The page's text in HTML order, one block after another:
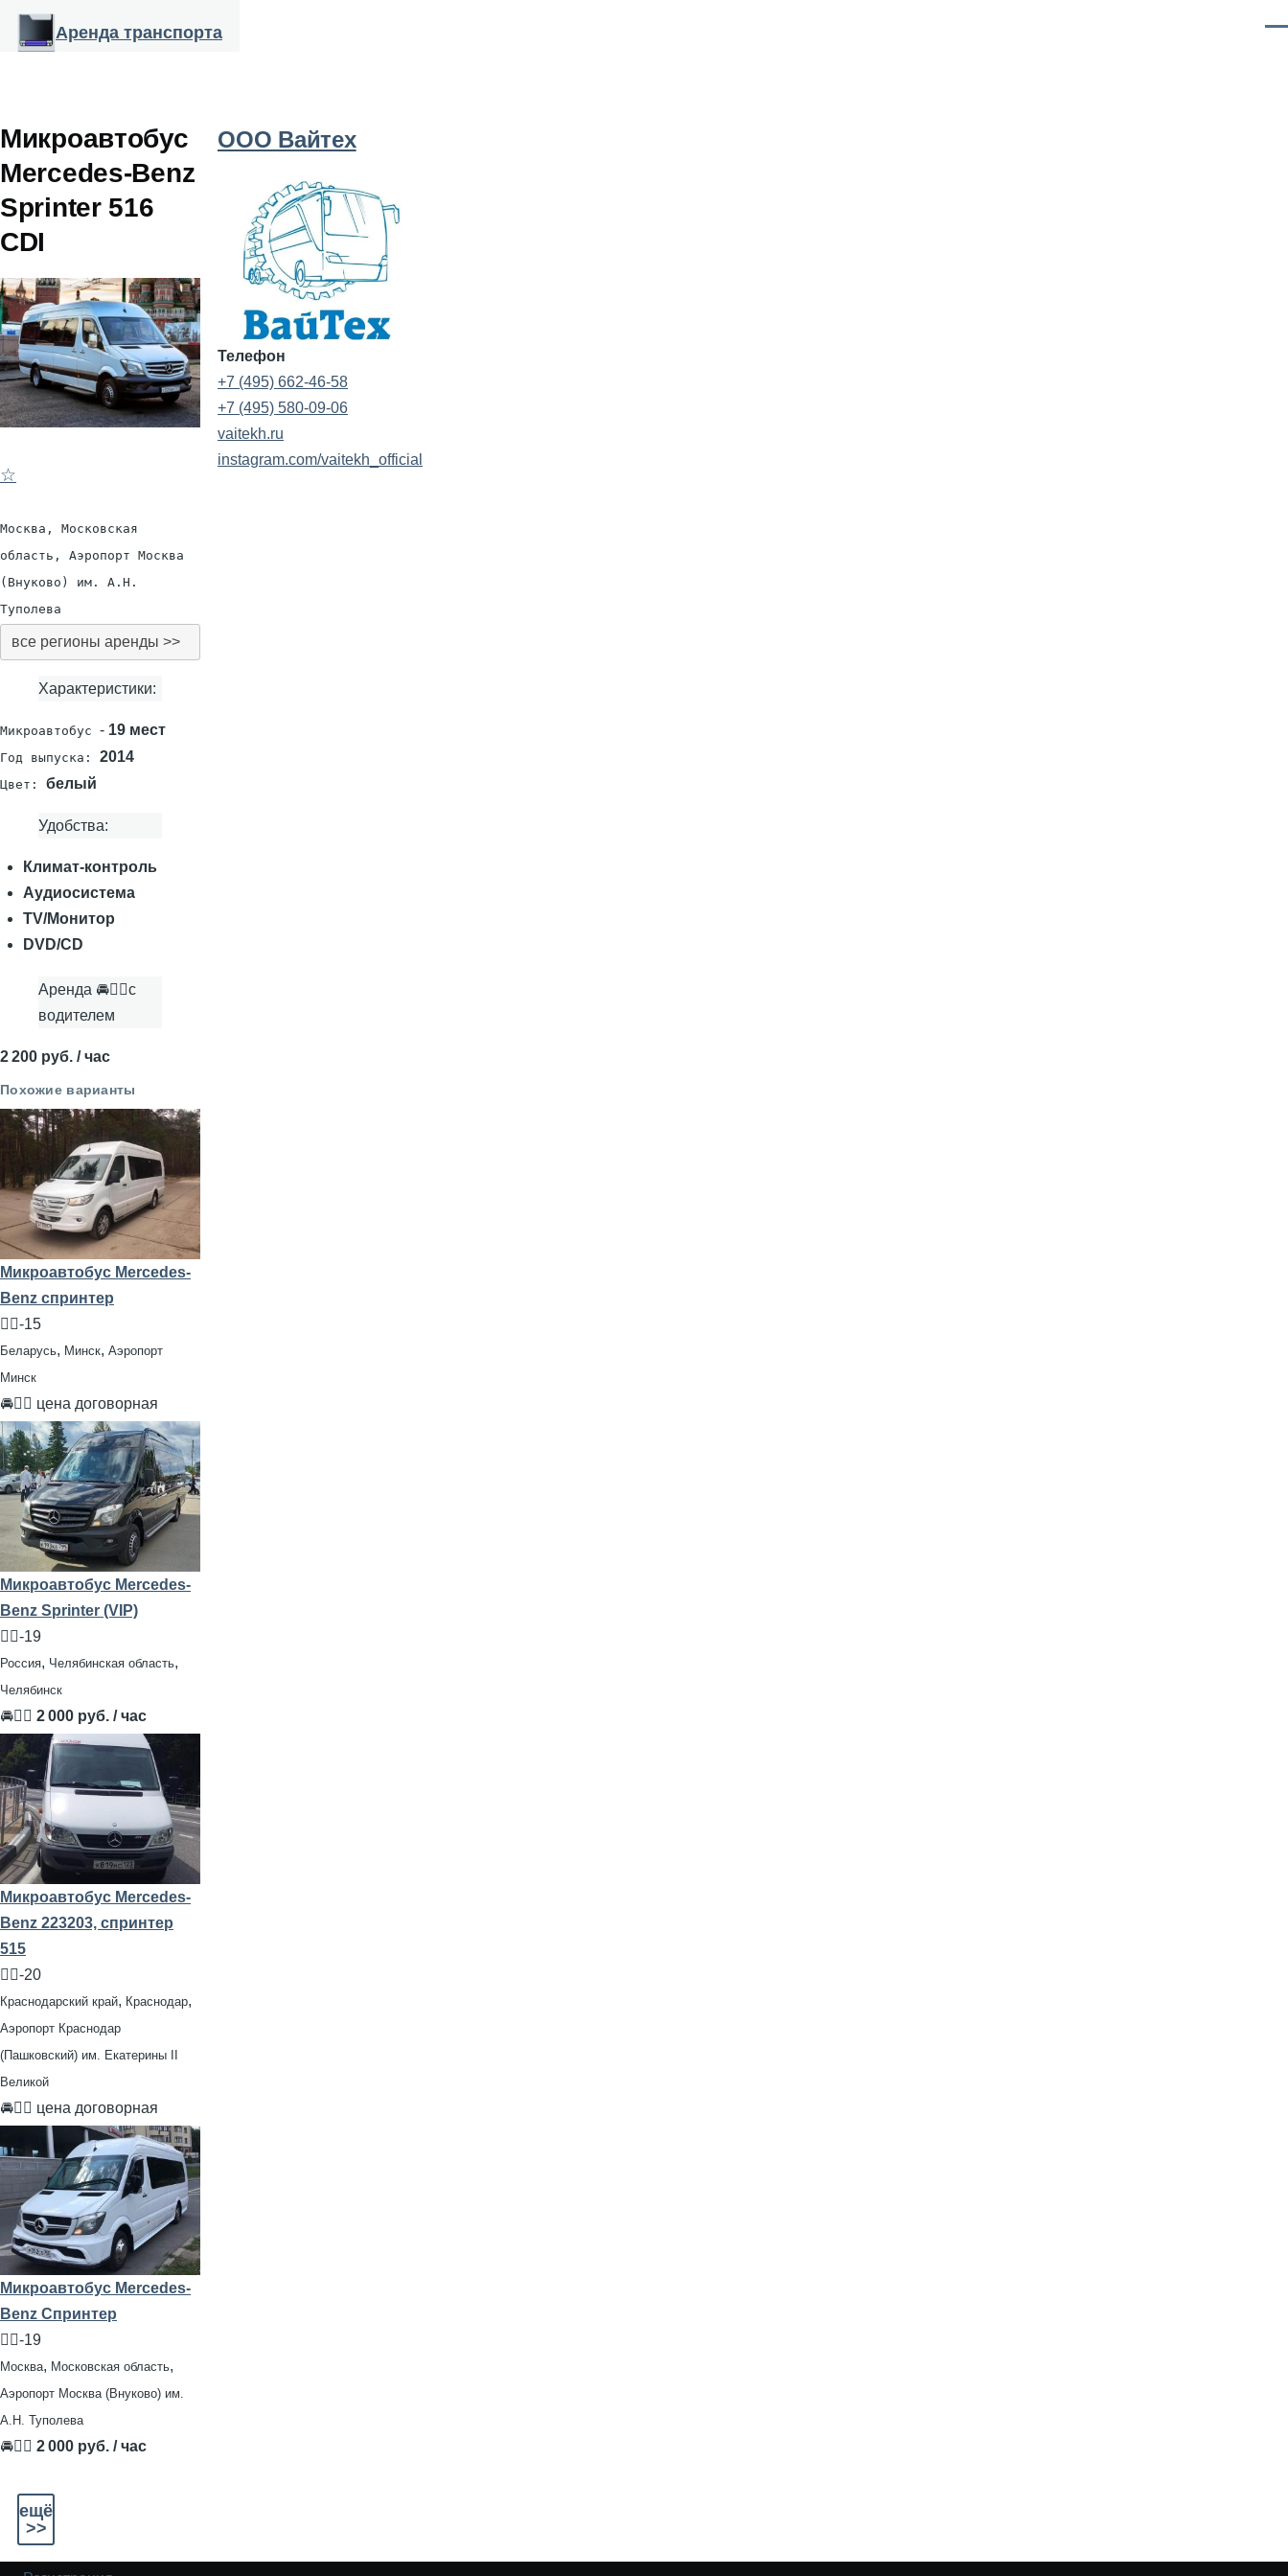
Перейти к основному содержанию
Аренда транспорта
Микроавтобус
Mercedes-Benz
Sprinter 516
CDI
☆
Москва, Московская
область, Аэропорт Москва
(Внуково) им. А.Н.
Туполева
все регионы аренды >>
Характеристики:
Микроавтобус - 19 мест
Год выпуска: 2014
Цвет: белый
Удобства:
Климат-контроль
Аудиосистема
TV/Монитор
DVD/CD
Аренда 🚘👨‍✈с
водителем
2 200 руб. / час
Похожие варианты
Микроавтобус Mercedes-
Benz спринтер
🧍‍♂️-15
Беларусь, Минск, Аэропорт
Минск
🚘👨‍✈ цена договорная
Микроавтобус Mercedes-
Benz Sprinter (VIP)
🧍‍♂️-19
Россия, Челябинская область,
Челябинск
🚘👨‍✈ 2 000 руб. / час
Микроавтобус Mercedes-
Benz 223203, спринтер
515
🧍‍♂️-20
Краснодарский край, Краснодар,
Аэропорт Краснодар
(Пашковский) им. Екатерины II
Великой
🚘👨‍✈ цена договорная
Микроавтобус Mercedes-
Benz Спринтер
🧍‍♂️-19
Москва, Московская область,
Аэропорт Москва (Внуково) им.
А.Н. Туполева
🚘👨‍✈ 2 000 руб. / час
ещё
>>
ООО Вайтех
Телефон
+7 (495) 662-46-58
+7 (495) 580-09-06
vaitekh.ru
instagram.com/vaitekh_official